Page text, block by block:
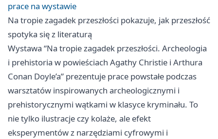
prace na wystawie
Na tropie zagadek przeszłości pokazuje, jak przeszłość
spotyka się z literaturą
Wystawa “Na tropie zagadek przeszłości. Archeologia
i prehistoria w powieściach Agathy Christie i Arthura
Conan Doyle’a” prezentuje prace powstałe podczas
warsztatów inspirowanych archeologicznymi i
prehistorycznymi wątkami w klasyce kryminału. To
nie tylko ilustracje czy kolaże, ale efekt
eksperymentów z narzędziami cyfrowymi i